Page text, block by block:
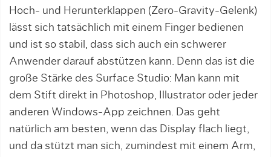
Hoch- und Herunterklappen (Zero-Gravity-Gelenk)
lässt sich tatsächlich mit einem Finger bedienen
und ist so stabil, dass sich auch ein schwerer
Anwender darauf abstützen kann. Denn das ist die
große Stärke des Surface Studio: Man kann mit
dem Stift direkt in Photoshop, Illustrator oder jeder
anderen Windows-App zeichnen. Das geht
natürlich am besten, wenn das Display flach liegt,
und da stützt man sich, zumindest mit einem Arm,